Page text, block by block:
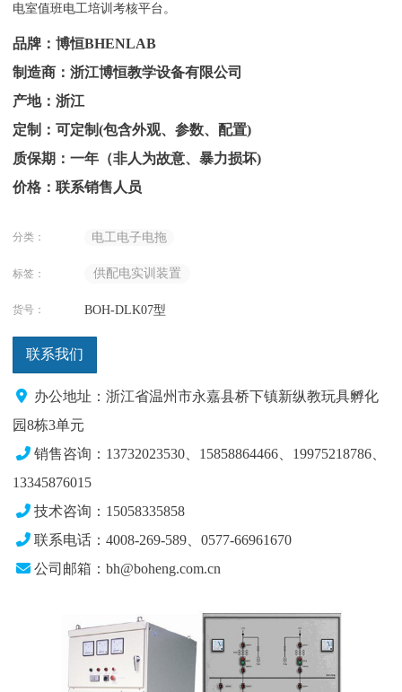
电室值班电工培训考核平台。
品牌：博恒BHENLAB
制造商：浙江博恒教学设备有限公司
产地：浙江
定制：可定制(包含外观、参数、配置)
质保期：一年（非人为故意、暴力损坏)
价格：联系销售人员
分类： 电工电子电拖
标签： 供配电实训装置
货号： BOH-DLK07型
联系我们
办公地址：浙江省温州市永嘉县桥下镇新纵教玩具孵化
园8栋3单元
销售咨询：13732023530、15858864466、19975218786、
13345876015
技术咨询：15058335858
联系电话：4008-269-589、0577-66961670
公司邮箱：bh@boheng.com.cn